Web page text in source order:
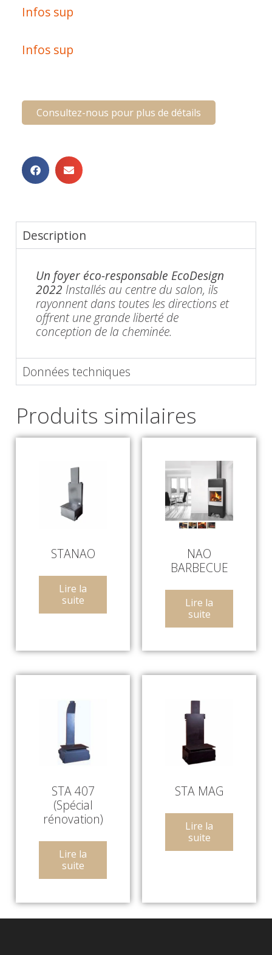
Infos sup
Infos sup
Consultez-nous pour plus de détails
Description
Un foyer éco-responsable EcoDesign
2022 Installés au centre du salon, ils
rayonnent dans toutes les directions et
offrent une grande liberté de
conception de la cheminée.
Données techniques
Produits similaires
STANAO
Lire la
suite
NAO
BARBECUE
Lire la
suite
STA 407
(Spécial
rénovation)
Lire la
suite
STA MAG
Lire la
suite